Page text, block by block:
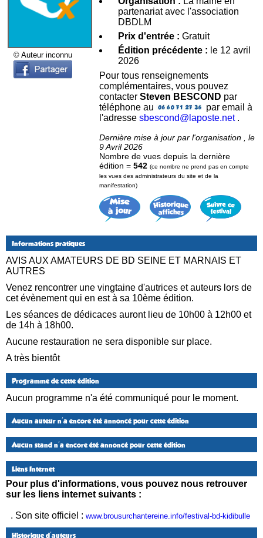
© Auteur inconnu
partenariat avec l'association
DBDLM
Prix d'entrée : Gratuit
Édition précédente : le 12 avril
2026
Pour tous renseignements
complémentaires, vous pouvez
contacter Steven BESCOND par
téléphone au
par email à
l'adresse sbescond@laposte.net.
Dernière mise à jour par l'organisation , le
9 Avril 2026
Nombre de vues depuis la dernière
édition = 542 (ce nombre ne prend pas en compte
les vues des administrateurs du site et de la
manifestation)
Informations pratiques
AVIS AUX AMATEURS DE BD SEINE ET MARNAIS ET
AUTRES
Venez rencontrer une vingtaine d'autrices et auteurs lors de
cet évènement qui en est à sa 10ème édition.
Les séances de dédicaces auront lieu de 10h00 à 12h00 et
de 14h à 18h00.
Aucune restauration ne sera disponible sur place.
A très bientôt
Programme de cette édition
Aucun programme n'a été communiqué pour le moment.
Aucun auteur n'a encore été annoncé pour cette édition
Aucun stand n'a encore été annoncé pour cette édition
Liens Internet
Pour plus d'informations, vous pouvez nous retrouver
sur les liens internet suivants :
. Son site officiel : www.brousurchantereine.info/festival-bd-kidibulle
Historique d'auteurs